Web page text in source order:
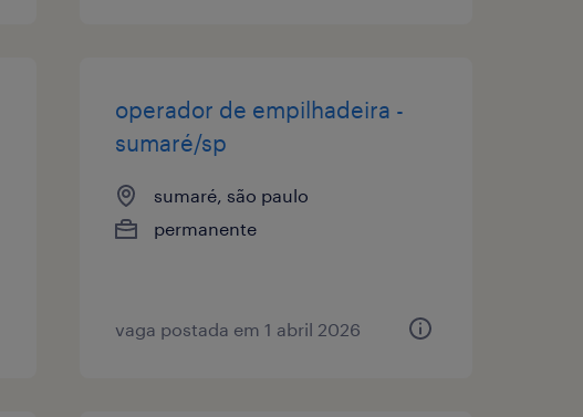
operador de empilhadeira -
sumaré/sp
sumaré, são paulo
permanente
vaga postada em 1 abril 2026